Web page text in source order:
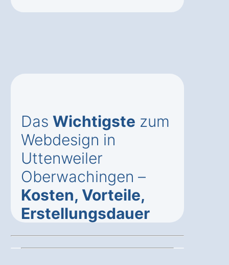
Das Wichtigste zum
Webdesign in
Uttenweiler
Oberwachingen –
Kosten, Vorteile,
Erstellungsdauer